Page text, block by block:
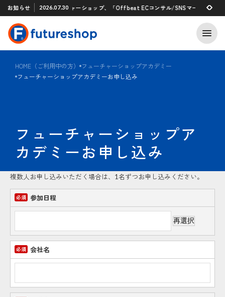
お知らせ
アプリ 「STAFF START」とのタグ連携を開始
2026.07.30
フューチャーショップ、「Offbeat ECコンサル/SNSマーケティング
2026.07.29
HOME（ご利用中の方）
フューチャーショップアカデミー
フューチャーショップアカデミーお申し込み
フューチャーショップア
カデミーお申し込み
複数人お申し込みいただく場合は、1名ずつお申し込みください。
参加日程
会社名